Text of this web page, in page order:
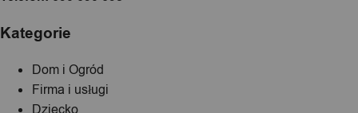
Kategorie
Dom i Ogród
Firma i usługi
Dziecko